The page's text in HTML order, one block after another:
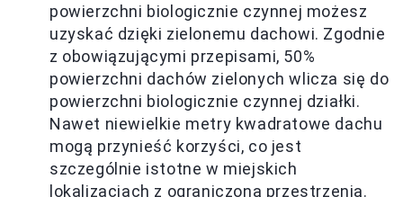
powierzchni biologicznie czynnej możesz
uzyskać dzięki zielonemu dachowi. Zgodnie
z obowiązującymi przepisami, 50%
powierzchni dachów zielonych wlicza się do
powierzchni biologicznie czynnej działki.
Nawet niewielkie metry kwadratowe dachu
mogą przynieść korzyści, co jest
szczególnie istotne w miejskich
lokalizacjach z ograniczoną przestrzenią.